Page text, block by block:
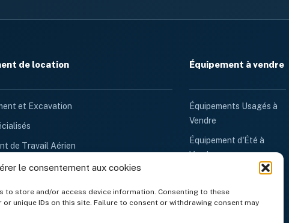
le consentement aux cookies
to store and/or access device information. Consenting to these
unique IDs on this site. Failure to consent or withdrawing consent may
de location
et Excavation
de Travail Aérien
et Ventilation
Conteneurs
Équipement à vendre
Équipements Usagés à
Vendre
Équipement d'Été à
Vendre
Équipement d'Hiver à
Vendre
Génératrices à Vendre